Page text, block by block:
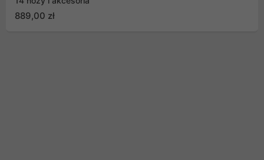
889,00 zł